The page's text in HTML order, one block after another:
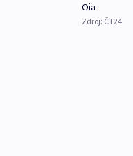
Oia
Zdroj: ČT24